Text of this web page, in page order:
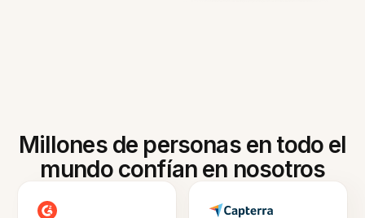
Millones de personas en todo el
mundo confían en nosotros